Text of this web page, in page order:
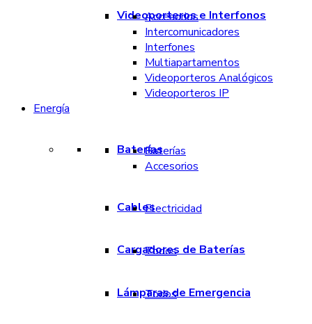
Videoporteros e Interfonos
Accesorios
Intercomunicadores
Interfones
Multiapartamentos
Videoporteros Analógicos
Videoporteros IP
Energía
BateríasBaterías
Accesorios
CablesElectricidad
Cargadores de Baterías
Todos
Lámparas de Emergencia
Todos